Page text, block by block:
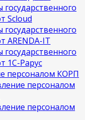
государственного
Scloud
государственного
ARENDA-IT
государственного
1С-Рарус
персоналом КОРП
персоналом
персоналом